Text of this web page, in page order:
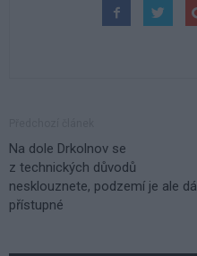
Na dole Drkolnov se
z technických důvodů
nesklouznete, podzemí je ale dál
přístupné